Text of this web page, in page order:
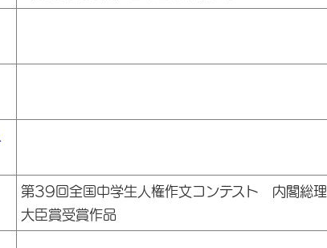
第39回全国中学生人権作文コンテスト 内閣総理
大臣賞受賞作品